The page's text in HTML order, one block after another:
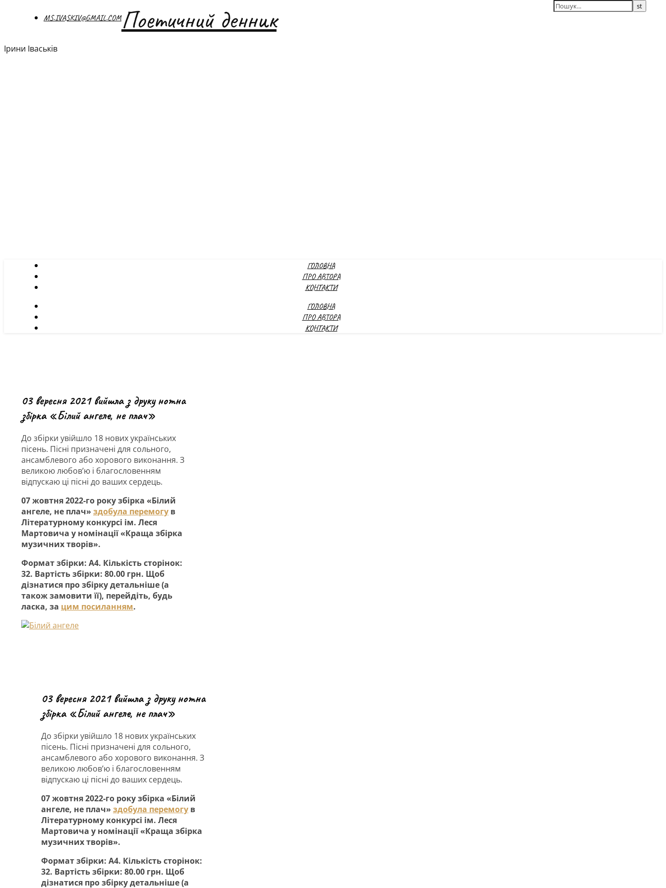
MS.IVASKIV@GMAIL.COMПоетичний денник
Ірини Іваськів
ГОЛОВНА
ПРО АВТОРА
КОНТАКТИ
ГОЛОВНА
ПРО АВТОРА
КОНТАКТИ
03 вересня 2021 вийшла з друку нотна
збірка «Білий ангеле, не плач»
До збірки увійшло 18 нових українських
пісень. Пісні призначені для сольного,
ансамблевого або хорового виконання. З
великою любов’ю і благословенням
відпускаю ці пісні до ваших сердець.
07 жовтня 2022-го року збірка «Білий
ангеле, не плач» здобула перемогу в
Літературному конкурсі ім. Леся
Мартовича у номінації «Краща збірка
музичних творів».
Формат збірки: А4. Кількість сторінок:
32. Вартість збірки: 80.00 грн. Щоб
дізнатися про збірку детальніше (а
також замовити її), перейдіть, будь
ласка, за цим посиланням.
03 вересня 2021 вийшла з друку нотна
збірка «Білий ангеле, не плач»
До збірки увійшло 18 нових українських
пісень. Пісні призначені для сольного,
ансамблевого або хорового виконання. З
великою любов’ю і благословенням
відпускаю ці пісні до ваших сердець.
07 жовтня 2022-го року збірка «Білий
ангеле, не плач» здобула перемогу в
Літературному конкурсі ім. Леся
Мартовича у номінації «Краща збірка
музичних творів».
Формат збірки: А4. Кількість сторінок:
32. Вартість збірки: 80.00 грн. Щоб
дізнатися про збірку детальніше (а